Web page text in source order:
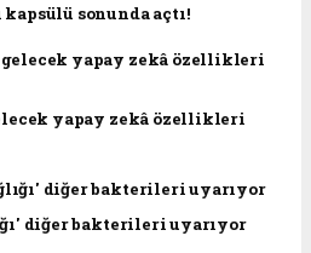
kapsülü sonunda açtı!
yapay zekâ özellikleri
diğer bakterileri uyarıyor